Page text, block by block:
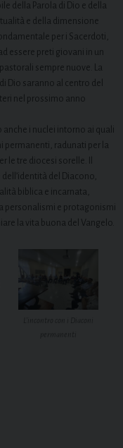
della Parola di Dio e della
e della dimensione
per i Sacerdoti,
essere preti giovani in un
sempre nuove. La
Dio saranno al centro del
nel prossimo anno
anche i nuclei intorno ai quali
permanenti, radunati per la
le tre diocesi sorelle. Il
del Diacono,
biblica e incarnata,
personalismi e protagonismi
la vita buona del Vangelo.